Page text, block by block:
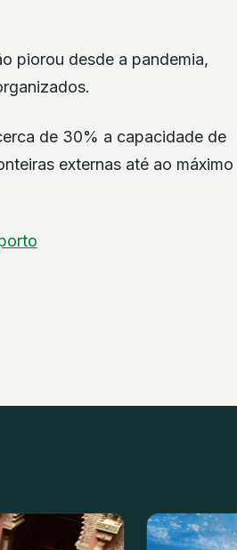
piorou desde a pandemia,
de 30% a capacidade de
externas até ao máximo